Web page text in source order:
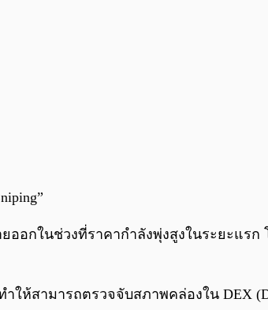
กในช่วงที่ราคากำลังพุ่งสูงในระยะแรก
ามารถตรวจจับสภาพคล่องใน DEX